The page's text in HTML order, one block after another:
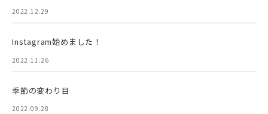
2022.12.29
Instagram始めました！
2022.11.26
季節の変わり目
2022.09.28